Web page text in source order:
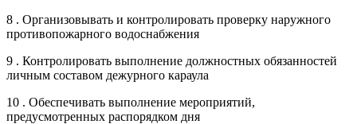
8 . Организовывать и контролировать проверку наружного
противопожарного водоснабжения
9 . Контролировать выполнение должностных обязанностей
личным составом дежурного караула
10 . Обеспечивать выполнение мероприятий,
предусмотренных распорядком дня